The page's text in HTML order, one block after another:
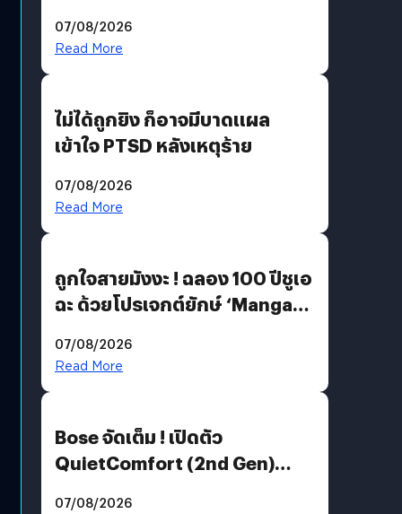
07/08/2026
Read More
ไม่ได้ถูกยิง ก็อาจมีบาดแผล
เข้าใจ PTSD หลังเหตุร้าย
07/08/2026
Read More
ถูกใจสายมังงะ ! ฉลอง 100 ปีชูเอ
ฉะ ด้วยโปรเจกต์ยักษ์ ‘Manga
มีภาษาไทยด้วย
07/08/2026
Read More
Bose จัดเต็ม ! เปิดตัว
QuietComfort (2nd Gen)
07/08/2026